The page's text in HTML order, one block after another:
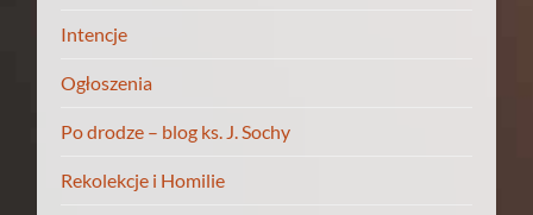
Intencje
Ogłoszenia
Po drodze – blog ks. J. Sochy
Rekolekcje i Homilie